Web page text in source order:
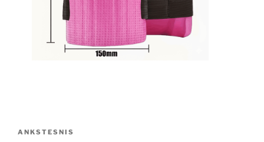
Navigacija
Ankstesnis
ANKSTESNIS